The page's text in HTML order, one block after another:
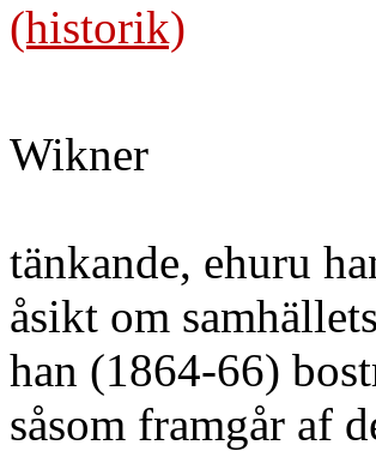
(historik)
Wikner
tänkande, ehuru
åsikt om
han (1864-66)
såsom framgår af